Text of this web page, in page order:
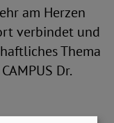
am Herzen
verbindet und
Thema
Dr.